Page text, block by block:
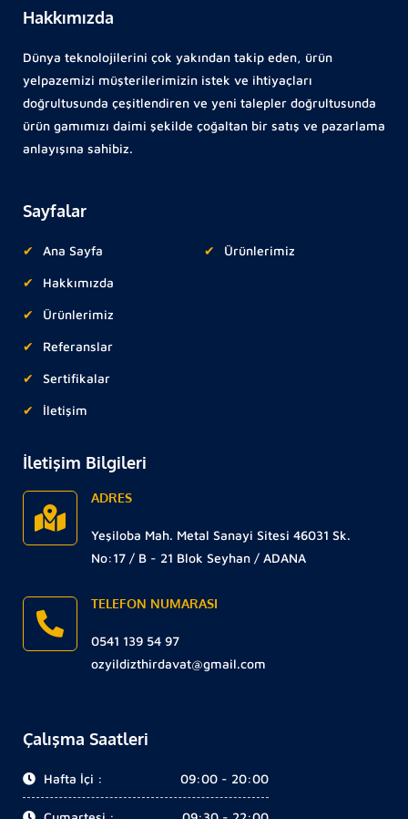
Hakkımızda
Dünya teknolojilerini çok yakından takip eden, ürün
yelpazemizi müşterilerimizin istek ve ihtiyaçları
doğrultusunda çeşitlendiren ve yeni talepler doğrultusunda
ürün gamımızı daimi şekilde çoğaltan bir satış ve pazarlama
anlayışına sahibiz.
Sayfalar
Ana Sayfa
Hakkımızda
Ürünlerimiz
Referanslar
Sertifikalar
İletişim
Ürünlerimiz
İletişim Bilgileri
ADRES
Yeşiloba Mah. Metal Sanayi Sitesi 46031 Sk.
No:17 / B - 21 Blok Seyhan / ADANA
TELEFON NUMARASI
0541 139 54 97
ozyildizthirdavat@gmail.com
Çalışma Saatleri
Hafta İçi : 09:00 - 20:00